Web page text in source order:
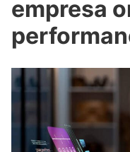
empresa